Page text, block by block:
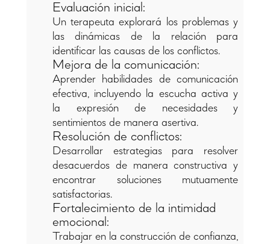
Evaluación inicial:
Un terapeuta explorará los problemas y
las dinámicas de la relación para
identificar las causas de los conflictos.
Mejora de la comunicación:
Aprender habilidades de comunicación
efectiva, incluyendo la escucha activa y
la expresión de necesidades y
sentimientos de manera asertiva.
Resolución de conflictos:
Desarrollar estrategias para resolver
desacuerdos de manera constructiva y
encontrar soluciones mutuamente
satisfactorias.
Fortalecimiento de la intimidad
emocional:
Trabajar en la construcción de confianza,